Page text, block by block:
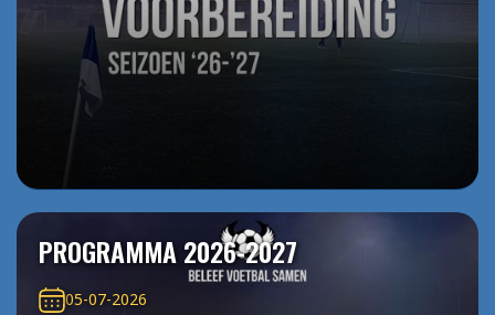
PROGRAMMA 2026-2027
05-07-2026